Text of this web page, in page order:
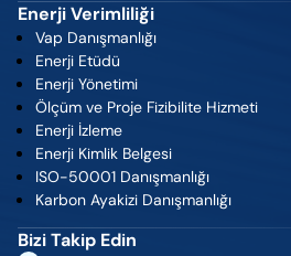
Enerji Verimliliği
Vap Danışmanlığı
Enerji Etüdü
Enerji Yönetimi
Ölçüm ve Proje Fizibilite Hizmeti
Enerji İzleme
Enerji Kimlik Belgesi
ISO-50001 Danışmanlığı
Karbon Ayakizi Danışmanlığı
Bizi Takip Edin